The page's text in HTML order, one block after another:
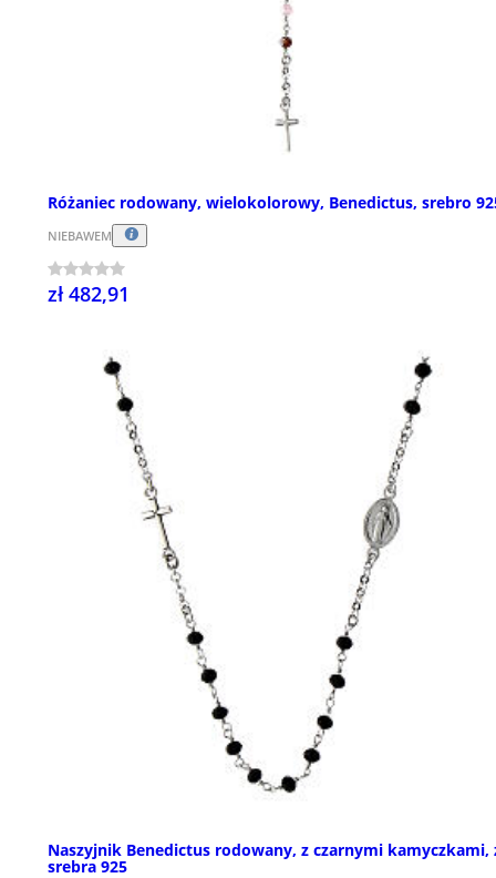
Różaniec rodowany, wielokolorowy, Benedictus, srebro
NIEBAWEM
zł 482,91
Naszyjnik Benedictus rodowany, z czarnymi kamyczkami,
srebra 925